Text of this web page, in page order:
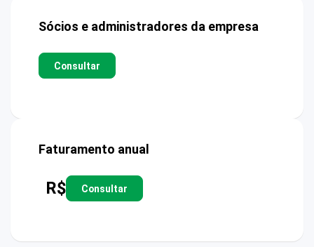
Sócios e administradores da empresa
Consultar
Faturamento anual
R$ Consultar